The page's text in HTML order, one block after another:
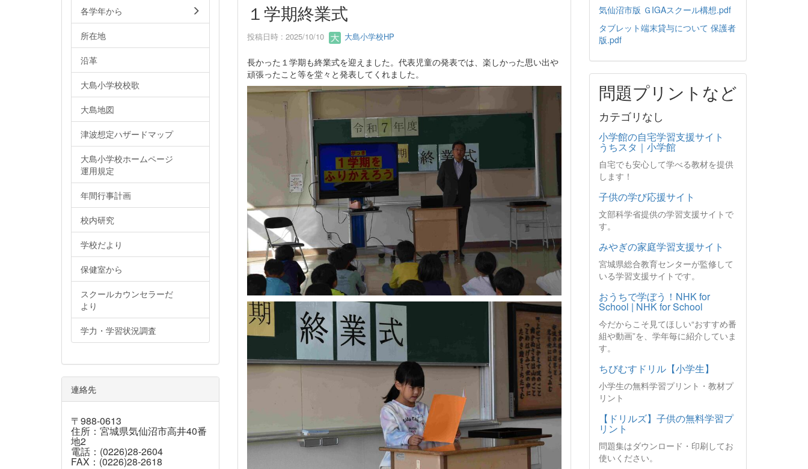
１学期終業式
投稿日時 : 2025/10/10 大島小学校HP
長かった１学期も終業式を迎えました。代表児童の発表では、楽しかった思い出や
頑張ったこと等を堂々と発表してくれました。
各学年から
所在地
沿革
大島小学校校歌
大島地図
津波想定ハザードマップ
大島小学校ホームページ
運用規定
年間行事計画
校内研究
学校だより
保健室から
スクールカウンセラーだ
より
学力・学習状況調査
連絡先
〒988-0613
住所：宮城県気仙沼市高井40番
地2
電話：(0226)28-2604
FAX：(0226)28-2618
気仙沼市版 ＧIGAスクール構想.pdf
タブレット端末貸与について 保護者
版.pdf
問題プリントなど
カテゴリなし
小学館の自宅学習支援サイト
うちスタ｜小学館
自宅でも安心して学べる教材を提供
します！
子供の学び応援サイト
文部科学省提供の学習支援サイトで
す。
みやぎの家庭学習支援サイト
宮城県総合教育センターが監修して
いる学習支援サイトです。
おうちで学ぼう！NHK for
School | NHK for School
今だからこそ見てほしい“おすすめ番
組や動画”を、学年毎に紹介していま
す。
ちびむすドリル【小学生】
小学生の無料学習プリント・教材プ
リント
【ドリルズ】子供の無料学習プ
リント
問題集はダウンロード・印刷してお
使いください。